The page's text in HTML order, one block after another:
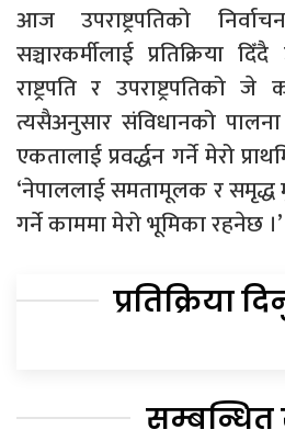
आज उपराष्ट्रपतिको
सञ्चारकर्मीलाई प्रतिक्रिया
राष्ट्रपति र
त्यसैअनुसार संविधानको पालना
एकतालाई प्रवर्द्धन गर्ने मेरो
‘नेपाललाई समतामूलक र
गर्ने काममा मेरो भूमिका रहनेछ ।’
प्रतिक्रिया